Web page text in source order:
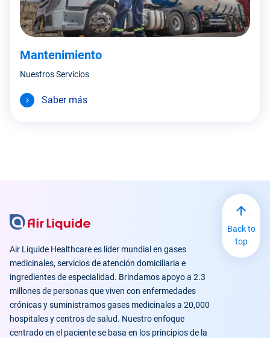
Mantenimiento
Nuestros Servicios
Saber más
Air Liquide Healthcare es líder mundial en gases
medicinales, servicios de atención domiciliaria e
ingredientes de especialidad. Brindamos apoyo a 2.3
millones de personas que viven con enfermedades
crónicas y suministramos gases medicinales a 20,000
hospitales y centros de salud. Nuestro enfoque
centrado en el paciente se basa en los principios de la
Back to
top